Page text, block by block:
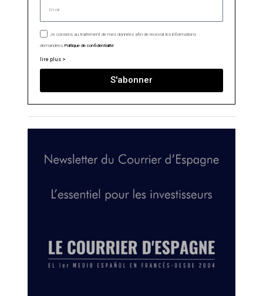
Je consens au traitement de mes données afin de recevoir les informations
demandées. Politique de confidentialité
lire plus >
S'abonner